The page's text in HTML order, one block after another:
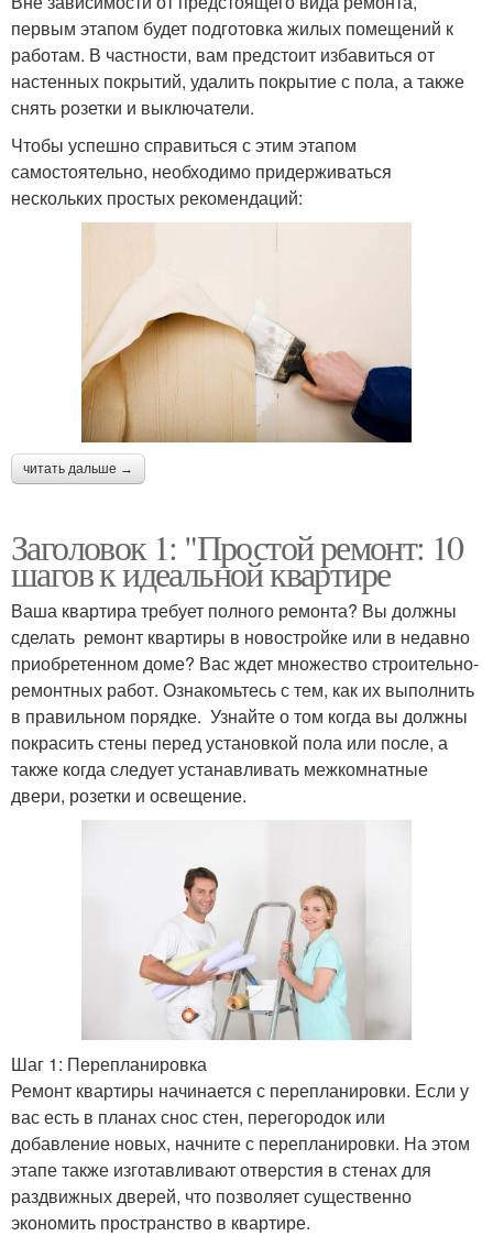
первым этапом будет подготовка жилых помещений к
работам. В частности, вам предстоит избавиться от
настенных покрытий, удалить покрытие с пола, а также
снять розетки и выключатели.
Чтобы успешно справиться с этим этапом
самостоятельно, необходимо придерживаться
нескольких простых рекомендаций:
читать дальше →
Заголовок 1: "Простой ремонт: 10
шагов к идеальной квартире
Ваша квартира требует полного ремонта? Вы должны
сделать ремонт квартиры в новостройке или в недавно
приобретенном доме? Вас ждет множество строительно-
ремонтных работ. Ознакомьтесь с тем, как их выполнить
в правильном порядке. Узнайте о том когда вы должны
покрасить стены перед установкой пола или после, а
также когда следует устанавливать межкомнатные
двери, розетки и освещение.
Шаг 1: Перепланировка
Ремонт квартиры начинается с перепланировки. Если у
вас есть в планах снос стен, перегородок или
добавление новых, начните с перепланировки. На этом
этапе также изготавливают отверстия в стенах для
раздвижных дверей, что позволяет существенно
экономить пространство в квартире.